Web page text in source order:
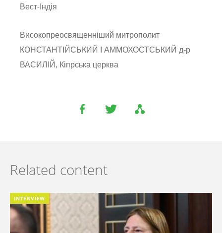
Вест-Індія
Високопреосвященніший митрополит
КОНСТАНТІЙСЬКИЙ І АММОХОСТСЬКИЙ д-р
ВАСИЛІЙ, Кіпрська церква
Related content
INTERVIEW